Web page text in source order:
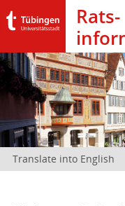
Rats­
Translate into English